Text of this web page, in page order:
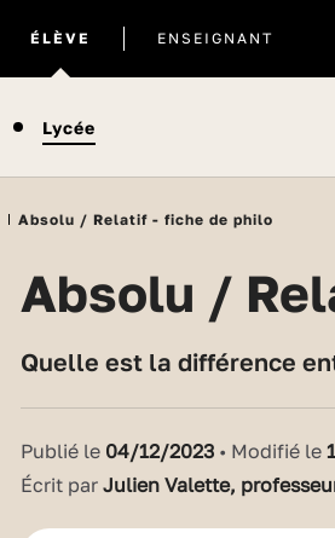
ÉLÈVE
actuel
ENSEIGNANT
Lycée
Absolu / Relatif - fiche de philo
Absolu /
Quelle est la différence
Publié le 04/12/2023 • Modifié le
Écrit parJulien Valette,